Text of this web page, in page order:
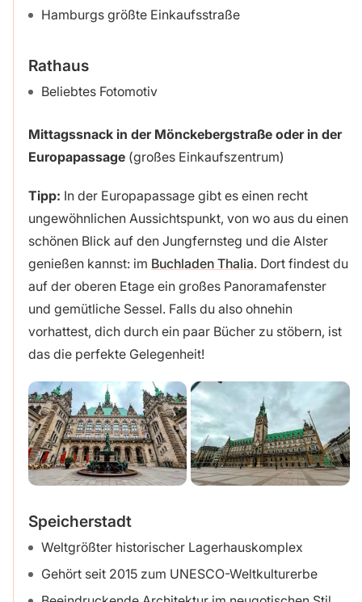
Hamburgs größte Einkaufsstraße
Rathaus
Beliebtes Fotomotiv
Mittagssnack in der Mönckebergstraße oder in der
Europapassage(großes Einkaufszentrum)
Tipp: In der Europapassage gibt es einen recht
ungewöhnlichen Aussichtspunkt, von wo aus du einen
schönen Blick auf den Jungfernsteg und die Alster
genießen kannst: im Buchladen Thalia. Dort findest du
auf der oberen Etage ein großes Panoramafenster
und gemütliche Sessel. Falls du also ohnehin
vorhattest, dich durch ein paar Bücher zu stöbern, ist
das die perfekte Gelegenheit!
Speicherstadt
Weltgrößter historischer Lagerhauskomplex
Gehört seit 2015 zum UNESCO-Weltkulturerbe